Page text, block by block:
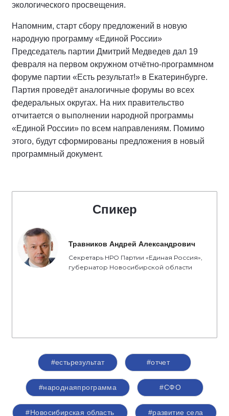
экологического просвещения.
Напомним, старт сбору предложений в новую
народную программу «Единой России»
Председатель партии Дмитрий Медведев дал 19
февраля на первом окружном отчётно-программном
форуме партии «Есть результат!» в Екатеринбурге.
Партия проведёт аналогичные форумы во всех
федеральных округах. На них правительство
отчитается о выполнении народной программы
«Единой России» по всем направлениям. Помимо
этого, будут сформированы предложения в новый
программный документ.
Спикер
Травников Андрей Александрович
Секретарь НРО Партии «Единая Россия»,
губернатор Новосибирской области
#естьрезультат #отчет
#народнаяпрограмма #СФО
#Новосибирская область #развитие села